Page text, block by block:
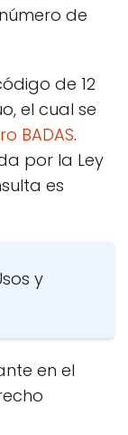
de
de 12
el cual se
BADAS.
por la Ley
es
y
en el